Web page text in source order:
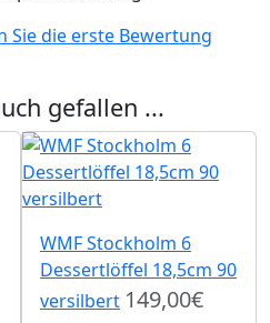
Sie die erste Bewertung
gefallen ...
WMF Stockholm 6
Dessertlöffel 18,5cm 90
versilbert 149,00€